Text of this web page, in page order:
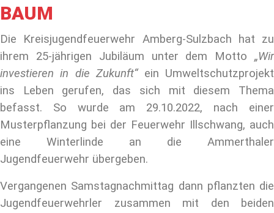
BAUM
Die Kreisjugendfeuerwehr Amberg-Sulzbach hat zu
ihrem 25-jährigen Jubiläum unter dem Motto „Wir
investieren in die Zukunft“ein Umweltschutzprojekt
ins Leben gerufen, das sich mit diesem Thema
befasst. So wurde am 29.10.2022, nach einer
Musterpflanzung bei der Feuerwehr Illschwang, auch
eine Winterlinde an die Ammerthaler
Jugendfeuerwehr übergeben.
Vergangenen Samstagnachmittag dann pflanzten die
Jugendfeuerwehrler zusammen mit den beiden